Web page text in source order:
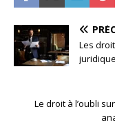
Les
Le droit à l’oubli